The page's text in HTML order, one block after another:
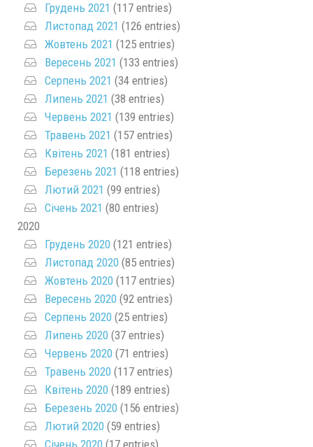
Грудень 2021 (117 entries)
Листопад 2021 (126 entries)
Жовтень 2021 (125 entries)
Вересень 2021 (133 entries)
Серпень 2021 (34 entries)
Липень 2021 (38 entries)
Червень 2021 (139 entries)
Травень 2021 (157 entries)
Квітень 2021 (181 entries)
Березень 2021 (118 entries)
Лютий 2021 (99 entries)
Січень 2021 (80 entries)
2020
Грудень 2020 (121 entries)
Листопад 2020 (85 entries)
Жовтень 2020 (117 entries)
Вересень 2020 (92 entries)
Серпень 2020 (25 entries)
Липень 2020 (37 entries)
Червень 2020 (71 entries)
Травень 2020 (117 entries)
Квітень 2020 (189 entries)
Березень 2020 (156 entries)
Лютий 2020 (59 entries)
Січень 2020 (17 entries)